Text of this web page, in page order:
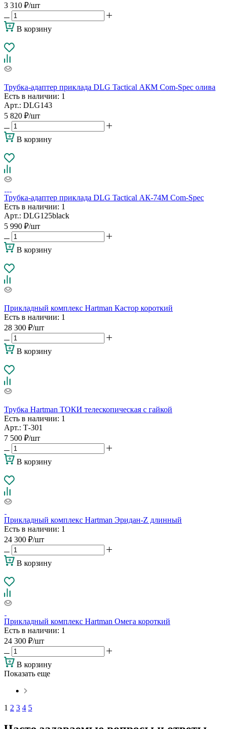
3 310 ₽/шт
В корзину
Трубка-адаптер приклада DLG Tactical АКМ Com-Spec олива
Есть в наличии: 1
Арт.: DLG143
5 820 ₽/шт
В корзину
Трубка-адаптер приклада DLG Tactical АК-74М Com-Spec
Есть в наличии: 1
Арт.: DLG125black
5 990 ₽/шт
В корзину
Прикладный комплекс Hartman Кастор короткий
Есть в наличии: 1
28 300 ₽/шт
В корзину
Трубка Hartman ТОКИ телескопическая с гайкой
Есть в наличии: 1
Арт.: Т-301
7 500 ₽/шт
В корзину
Прикладный комплекс Hartman Эридан-Z длинный
Есть в наличии: 1
24 300 ₽/шт
В корзину
Прикладный комплекс Hartman Омега короткий
Есть в наличии: 1
24 300 ₽/шт
В корзину
Показать еще
1 2 3 4 5